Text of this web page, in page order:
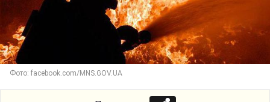
Фото: facebook.com/MNS.GOV.UA